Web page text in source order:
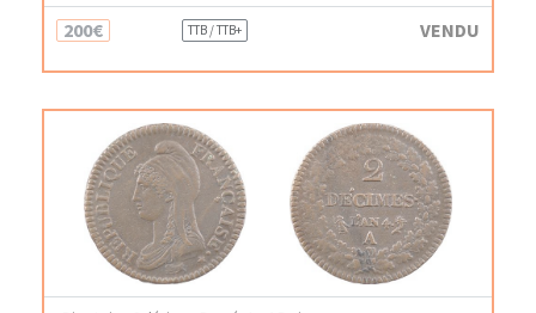
200€ TTB / TTB+ VENDU